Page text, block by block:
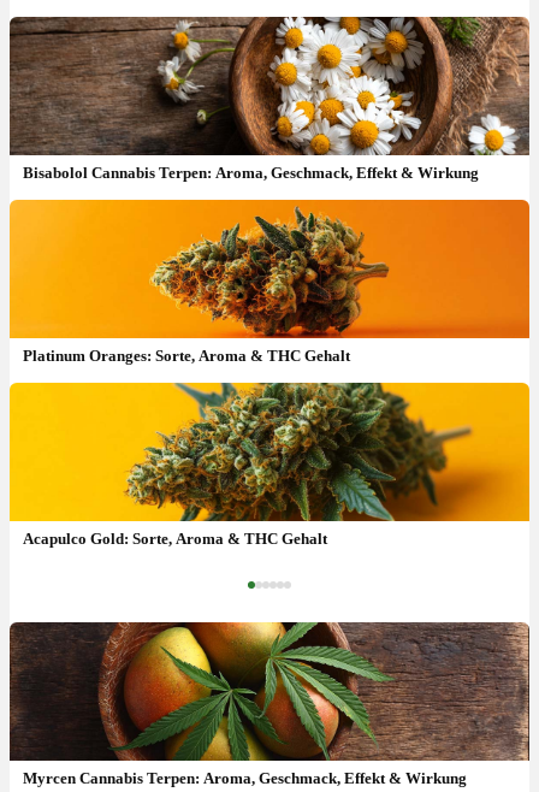
Bisabolol Cannabis Terpen: Aroma, Geschmack, Effekt & Wirkung
Platinum Oranges: Sorte, Aroma & THC Gehalt
Acapulco Gold: Sorte, Aroma & THC Gehalt
Sweet Sunrise: Sorte, Aroma & THC Gehalt
Myrcen Cannabis Terpen: Aroma, Geschmack, Effekt & Wirkung